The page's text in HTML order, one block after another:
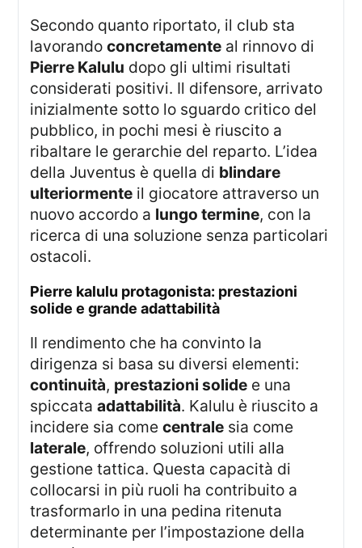
Secondo quanto riportato, il club sta
lavorandoconcretamente al rinnovo di
Pierre Kalulu dopo gli ultimi risultati
considerati positivi. Il difensore, arrivato
inizialmente sotto lo sguardo critico del
pubblico, in pochi mesi è riuscito a
ribaltare le gerarchie del reparto. L’idea
della Juventus è quella di blindare
ulteriormente il giocatore attraverso un
nuovo accordo a lungo termine, con la
ricerca di una soluzione senza particolari
ostacoli.
pierre kalulu protagonista: prestazioni
solide e grande adattabilità
Il rendimento che ha convinto la
dirigenza si basa su diversi elementi:
continuità, prestazioni solide e una
spiccataadattabilità. Kalulu è riuscito a
incidere sia comecentrale sia come
laterale, offrendo soluzioni utili alla
gestione tattica. Questa capacità di
collocarsi in più ruoli ha contribuito a
trasformarlo in una pedina ritenuta
determinante per l’impostazione della